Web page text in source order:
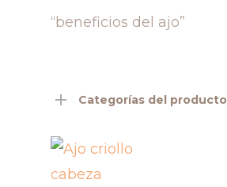
“beneficios del ajo”
Categorías del producto